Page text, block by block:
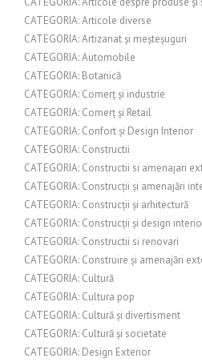
CATEGORIA: Articole diverse
CATEGORIA: Artizanat și meșteșuguri
CATEGORIA: Automobile
CATEGORIA: Botanică
CATEGORIA: Comerț și industrie
CATEGORIA: Comerț și Retail
CATEGORIA: Confort și Design Interior
CATEGORIA: Constructii
CATEGORIA: Constructii si amenajari
CATEGORIA: Construcții și amenajări
CATEGORIA: Construcții și arhitectură
CATEGORIA: Construcții și design
CATEGORIA: Constructii si renovari
CATEGORIA: Construire și amenajări
CATEGORIA: Cultură
CATEGORIA: Cultura pop
CATEGORIA: Cultură și divertisment
CATEGORIA: Cultură și societate
CATEGORIA: Design Exterior